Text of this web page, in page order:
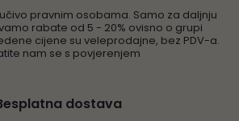
pravnim osobama. Samo za daljnju
rabate od 5 - 20% ovisno o grupi
cijene su veleprodajne, bez PDV-a.
nam se s povjerenjem
dostava